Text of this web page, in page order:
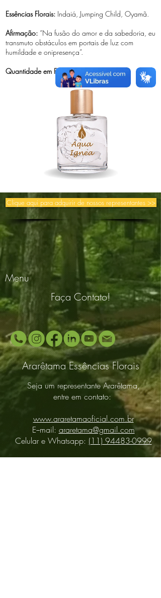
Essências Florais: Indaiá, Jumping Child, Oyamã.
Afirmação: “Na fusão do amor e da sabedoria, eu
transmuto obstáculos em portais de luz com
humildade e onipresença”.
Quantidade em Frasco:30gr
Clique aqui para adquirir de nossos representantes >>
Menu
Faça Contato!
Ararêtama Essências Florais
Seja um representante Ararêtama,
entre em contato:
www.araretamaoficial.com.br
E−mail: araretama@gmail.com
Celular e Whatsapp: (11) 94483-0999